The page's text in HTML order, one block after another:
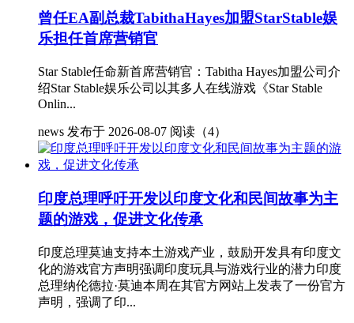
曾任EA副总裁TabithaHayes加盟StarStable娱
乐担任首席营销官
Star Stable任命新首席营销官：Tabitha Hayes加盟公司介
绍Star Stable娱乐公司以其多人在线游戏《Star Stable
Onlin...
news 发布于 2026-08-07 阅读（4）
印度总理呼吁开发以印度文化和民间故事为主
题的游戏，促进文化传承
印度总理莫迪支持本土游戏产业，鼓励开发具有印度文
化的游戏官方声明强调印度玩具与游戏行业的潜力印度
总理纳伦德拉·莫迪本周在其官方网站上发表了一份官方
声明，强调了印...